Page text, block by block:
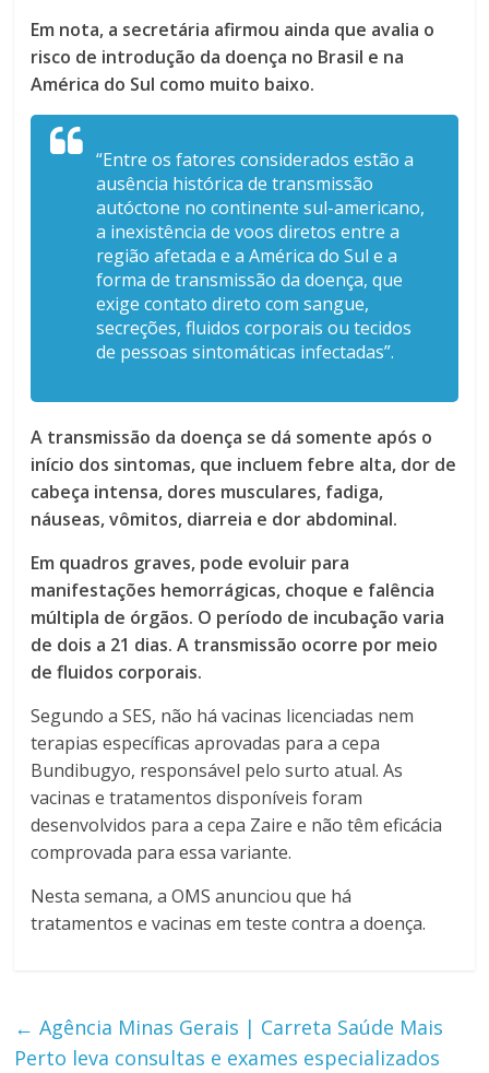
Em nota, a secretária afirmou ainda que avalia o
risco de introdução da doença no Brasil e na
América do Sul como muito baixo.
“Entre os fatores considerados estão a
ausência histórica de transmissão
autóctone no continente sul-americano,
a inexistência de voos diretos entre a
região afetada e a América do Sul e a
forma de transmissão da doença, que
exige contato direto com sangue,
secreções, fluidos corporais ou tecidos
de pessoas sintomáticas infectadas”.
A transmissão da doença se dá somente após o
início dos sintomas, que incluem febre alta, dor de
cabeça intensa, dores musculares, fadiga,
náuseas, vômitos, diarreia e dor abdominal.
Em quadros graves, pode evoluir para
manifestações hemorrágicas, choque e falência
múltipla de órgãos. O período de incubação varia
de dois a 21 dias. A transmissão ocorre por meio
de fluidos corporais.
Segundo a SES, não há vacinas licenciadas nem
terapias específicas aprovadas para a cepa
Bundibugyo, responsável pelo surto atual. As
vacinas e tratamentos disponíveis foram
desenvolvidos para a cepa Zaire e não têm eficácia
comprovada para essa variante.
Nesta semana, a OMS anunciou que há
tratamentos e vacinas em teste contra a doença.
← Agência Minas Gerais | Carreta Saúde Mais
Perto leva consultas e exames especializados